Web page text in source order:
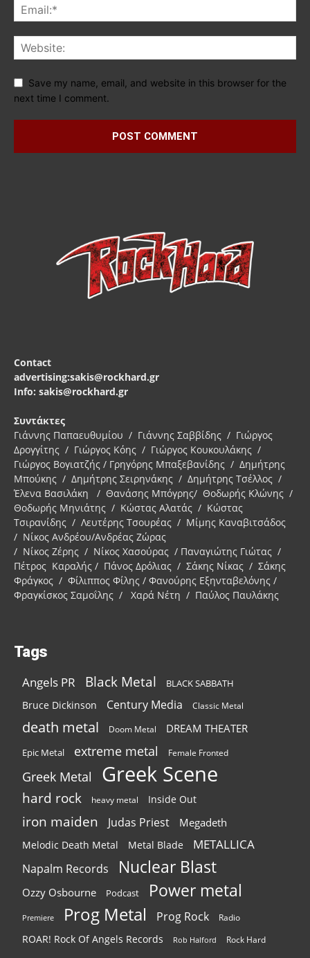
Save my name, email, and website in this browser for the
next time I comment.
Contact
advertising:sakis@rockhard.gr
Info: sakis@rockhard.gr
Συντάκτες
Γιάννης Παπαευθυμίου / Γιάννης Σαββίδης / Γιώργος
Δρογγίτης / Γιώργος Κόης / Γιώργος Κουκουλάκης /
Γιώργος Βογιατζής / Γρηγόρης Μπαξεβανίδης / Δημήτρης
Μπούκης / Δημήτρης Σειρηνάκης / Δημήτρης Τσέλλος /
Έλενα Βασιλάκη / Θανάσης Μπόγρης/ Θοδωρής Κλώνης /
Θοδωρής Μηνιάτης / Κώστας Αλατάς / Κώστας
Τσιρανίδης / Λευτέρης Τσουρέας / Μίμης Καναβιτσάδος
/ Νίκος Ανδρέου/Ανδρέας Ζώρας
/ Νίκος Ζέρης / Νίκος Χασούρας / Παναγιώτης Γιώτας /
Πέτρος Καραλής / Πάνος Δρόλιας / Σάκης Νίκας / Σάκης
Φράγκος / Φίλιππος Φίλης / Φανούρης Εξηνταβελόνης /
Φραγκίσκος Σαμοΐλης / Χαρά Νέτη / Παύλος Παυλάκης
Tags
Angels PR Black Metal BLACK SABBATH
Bruce Dickinson Century Media Classic Metal
death metal Doom Metal DREAM THEATER
Epic Metal extreme metal Female Fronted
Greek Metal Greek Scene
hard rock heavy metal Inside Out
iron maiden Judas Priest Megadeth
Melodic Death Metal Metal Blade METALLICA
Napalm Records Nuclear Blast
Ozzy Osbourne Podcast Power metal
Premiere Prog Metal Prog Rock Radio
ROAR! Rock Of Angels Records Rob Halford Rock Hard